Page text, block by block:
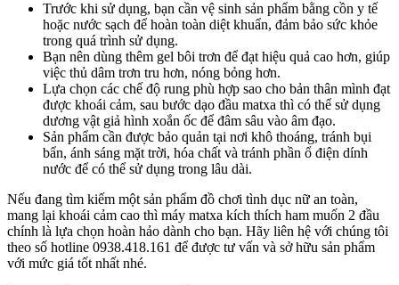
Trước khi sử dụng, bạn cần vệ sinh sản phẩm bằng cồn y tế
hoặc nước sạch để hoàn toàn diệt khuẩn, đảm bảo sức khỏe
trong quá trình sử dụng.
Bạn nên dùng thêm gel bôi trơn để đạt hiệu quả cao hơn, giúp
việc thủ dâm trơn tru hơn, nóng bỏng hơn.
Lựa chọn các chế độ rung phù hợp sao cho bản thân mình đạt
được khoái cảm, sau bước dạo đầu matxa thì có thể sử dụng
dương vật giả hình xoắn ốc để đâm sâu vào âm đạo.
Sản phẩm cần được bảo quản tại nơi khô thoáng, tránh bụi
bẩn, ánh sáng mặt trời, hóa chất và tránh phần ổ điện dính
nước để có thể sử dụng trong lâu dài.
Nếu đang tìm kiếm một sản phẩm đồ chơi tình dục nữ an toàn,
mang lại khoái cảm cao thì máy matxa kích thích ham muốn 2 đầu
chính là lựa chọn hoàn hảo dành cho bạn. Hãy liên hệ với chúng tôi
theo số hotline 0938.418.161 để được tư vấn và sở hữu sản phẩm
với mức giá tốt nhất nhé.